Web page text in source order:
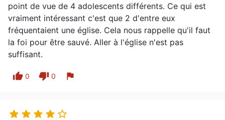
point de vue de 4 adolescents différents. Ce qui est
vraiment intéressant c'est que 2 d'entre eux
fréquentaient une église. Cela nous rappelle qu'il faut
la foi pour être sauvé. Aller à l'église n'est pas
suffisant.
thumb_up 0 thumb_down 0 flag
    